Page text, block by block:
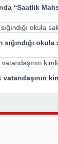
vatandaşının